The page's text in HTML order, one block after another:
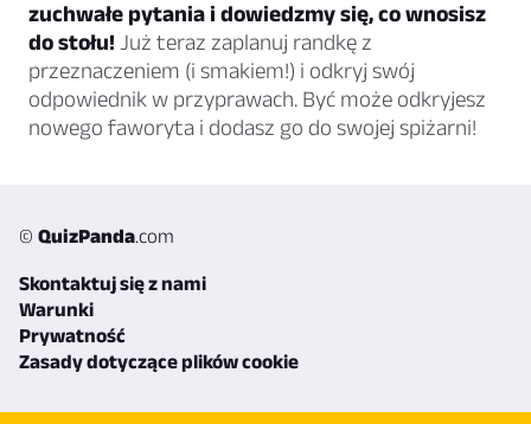
zuchwałe pytania i dowiedzmy się, co wnosisz
do stołu! Już teraz zaplanuj randkę z
przeznaczeniem (i smakiem!) i odkryj swój
odpowiednik w przyprawach. Być może odkryjesz
nowego faworyta i dodasz go do swojej spiżarni!
© QuizPanda.com
Skontaktuj się z nami
Warunki
Prywatność
Zasady dotyczące plików cookie